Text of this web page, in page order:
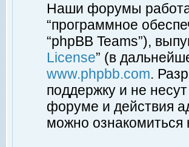
Наши форумы
“программное
“phpBB Teams”),
License” (в
www.phpbb.com.
поддержку и не
форуме и действия
можно ознакомиться